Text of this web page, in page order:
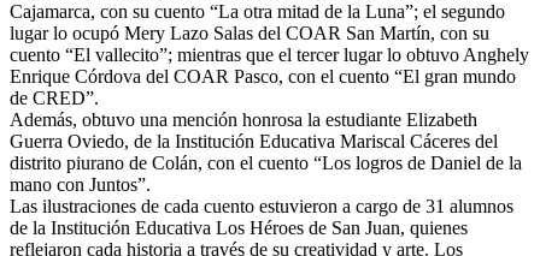
Cajamarca, con su cuento “La otra mitad de la Luna”; el segundo
lugar lo ocupó Mery Lazo Salas del COAR San Martín, con su
cuento “El vallecito”; mientras que el tercer lugar lo obtuvo Anghely
Enrique Córdova del COAR Pasco, con el cuento “El gran mundo
de CRED”.
Además, obtuvo una mención honrosa la estudiante Elizabeth
Guerra Oviedo, de la Institución Educativa Mariscal Cáceres del
distrito piurano de Colán, con el cuento “Los logros de Daniel de la
mano con Juntos”.
Las ilustraciones de cada cuento estuvieron a cargo de 31 alumnos
de la Institución Educativa Los Héroes de San Juan, quienes
reflejaron cada historia a través de su creatividad y arte. Los